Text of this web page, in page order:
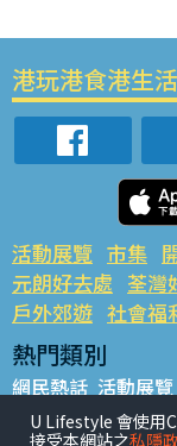
港玩港食港生活
活動展覽 市集
元朗好去處 荃灣
戶外郊遊 社會福
熱門類別
網民熱話 活動展覽
銅鑼灣好去處 元
U Lifestyle 會使用
接受本網站之私隱